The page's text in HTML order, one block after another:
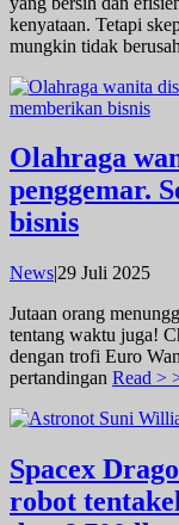
kenyataan. Tetapi
mungkin tidak
Olahraga
penggemar.
bisnis
News|29 Juli 2025oleh
Jutaan orang
tentang waktu juga!
dengan trofi Euro
pertandingan Read >
Spacex
robot